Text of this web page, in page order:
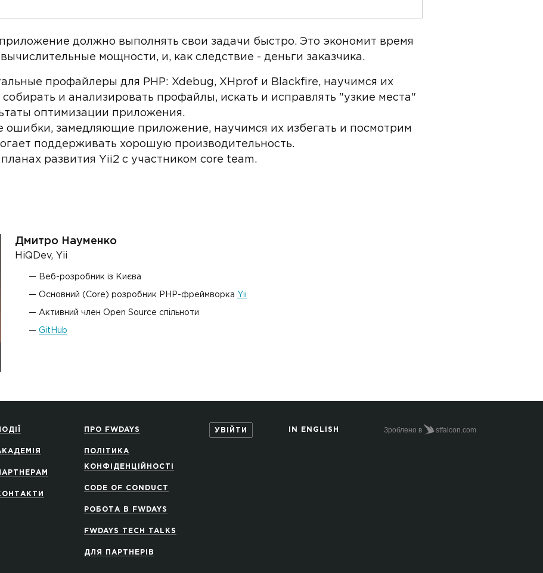
должно выполнять свои задачи быстро. Это экономит время
мощности, и, как следствие - деньги заказчика.
профайлеры для PHP: Xdebug, XHprof и Blackfire, научимся их
и анализировать профайлы, искать и исправлять "узкие места"
оптимизации приложения.
замедляющие приложение, научимся их избегать и посмотрим
поддерживать хорошую производительность.
развития Yii2 с участником core team.
Дмитро Науменко
HiQDev, Yii
Веб-розробник із Києва
Основний (Core) розробник PHP-фреймворка Yii
Активний член Open Source спільноти
GitHub
ПРО FWDAYS
ПОЛІТИКА
КОНФІДЕНЦІЙНОСТІ
CODE OF CONDUCT
РОБОТА В FWDAYS
FWDAYS TECH TALKS
ДЛЯ ПАРТНЕРІВ
УВІЙТИ IN ENGLISH Зроблено в stfalcon.com